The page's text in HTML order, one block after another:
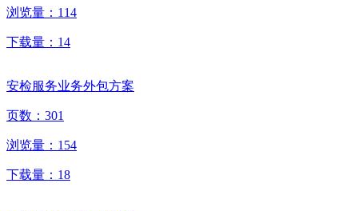
浏览量： 114
下载量： 14
安检服务业务外包方案
页数： 301
浏览量： 154
下载量： 18